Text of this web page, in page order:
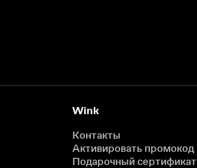
Wink
Контакты
Активировать промокод
Подарочный сертификат